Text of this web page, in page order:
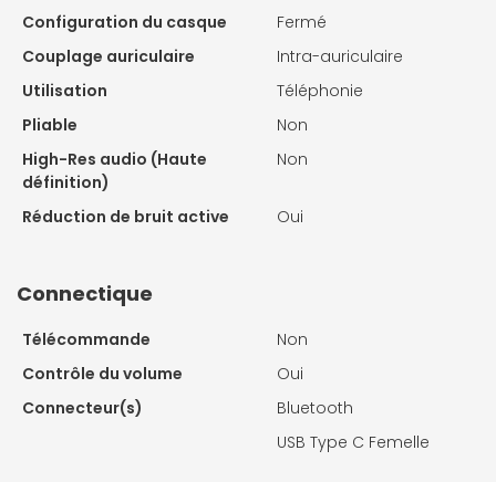
Configuration du casque
Fermé
Couplage auriculaire
Intra-auriculaire
Utilisation
Téléphonie
Pliable
Non
High-Res audio (Haute
définition)
Non
Réduction de bruit active Oui
Connectique
Télécommande
Non
Contrôle du volume
Oui
Connecteur(s)
Bluetooth
USB Type C Femelle